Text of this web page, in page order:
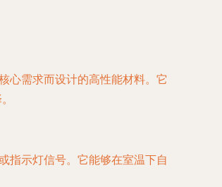
心需求而设计的高性能材料。它
指示灯信号。它能够在室温下自